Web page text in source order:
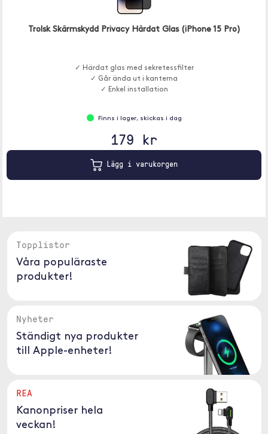
Trolsk Skärmskydd Privacy Härdat Glas (iPhone 15 Pro)
✓ Härdat glas med sekretessfilter
✓ Går ända ut i kanterna
✓ Enkel installation
Finns i lager, skickas i dag
179 kr
Lägg i varukorgen
Topplistor
Våra populäraste
produkter!
Nyheter
Ständigt nya produkter
till Apple-enheter!
REA
Kanonpriser hela
veckan!